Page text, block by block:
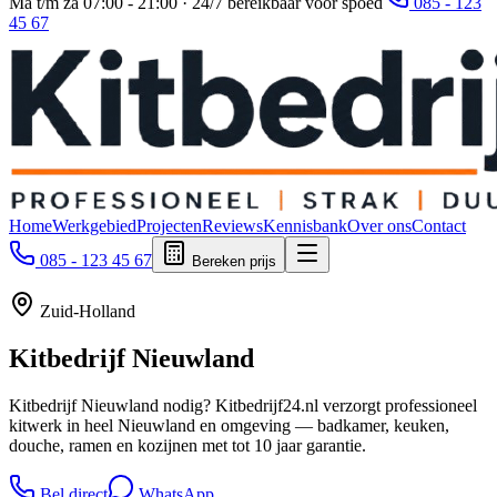
45 67
HomeWerkgebiedProjectenReviewsKennisbankOver onsContact
085 - 123 45 67
Bereken prijs
Zuid-Holland
KitbedrijfNieuwland
Kitbedrijf Nieuwland nodig? Kitbedrijf24.nl verzorgt professioneel
kitwerk in heel Nieuwland en omgeving — badkamer, keuken,
douche, ramen en kozijnen met tot 10 jaar garantie.